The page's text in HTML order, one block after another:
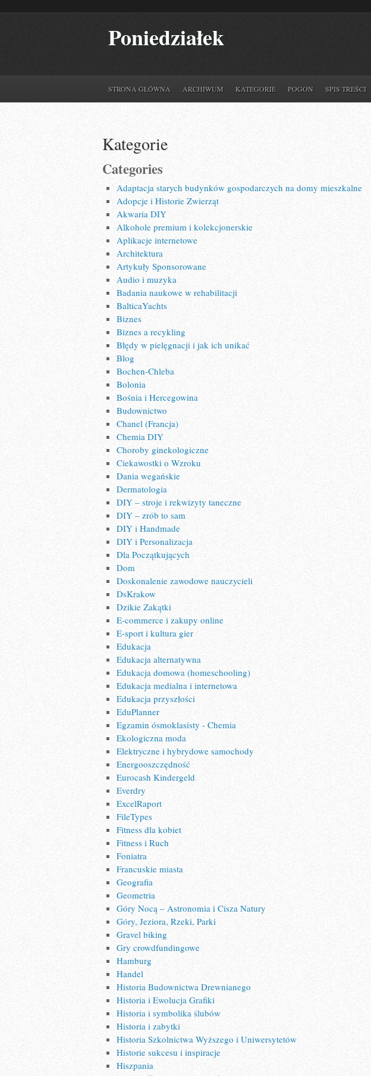
Poniedziałek
STRONA GŁÓWNA ARCHIWUM KATEGORIE POGOŃ SPIS TREŚCI
Kategorie
Categories
Adaptacja starych budynków gospodarczych na domy mieszkalne
Adopcje i Historie Zwierząt
Akwaria DIY
Alkohole premium i kolekcjonerskie
Aplikacje internetowe
Architektura
Artykuły Sponsorowane
Audio i muzyka
Badania naukowe w rehabilitacji
BalticaYachts
Biznes
Biznes a recykling
Błędy w pielęgnacji i jak ich unikać
Blog
Bochen-Chleba
Bolonia
Bośnia i Hercegowina
Budownictwo
Chanel (Francja)
Chemia DIY
Choroby ginekologiczne
Ciekawostki o Wzroku
Dania wegańskie
Dermatologia
DIY – stroje i rekwizyty taneczne
DIY – zrób to sam
DIY i Handmade
DIY i Personalizacja
Dla Początkujących
Dom
Doskonalenie zawodowe nauczycieli
DsKrakow
Dzikie Zakątki
E-commerce i zakupy online
E-sport i kultura gier
Edukacja
Edukacja alternatywna
Edukacja domowa (homeschooling)
Edukacja medialna i internetowa
Edukacja przyszłości
EduPlanner
Egzamin ósmoklasisty - Chemia
Ekologiczna moda
Elektryczne i hybrydowe samochody
Energooszczędność
Eurocash Kindergeld
Everdry
ExcelRaport
FileTypes
Fitness dla kobiet
Fitness i Ruch
Foniatra
Francuskie miasta
Geografia
Geometria
Góry Nocą – Astronomia i Cisza Natury
Góry, Jeziora, Rzeki, Parki
Gravel biking
Gry crowdfundingowe
Hamburg
Handel
Historia Budownictwa Drewnianego
Historia i Ewolucja Grafiki
Historia i symbolika ślubów
Historia i zabytki
Historia Szkolnictwa Wyższego i Uniwersytetów
Historie sukcesu i inspiracje
Hiszpania